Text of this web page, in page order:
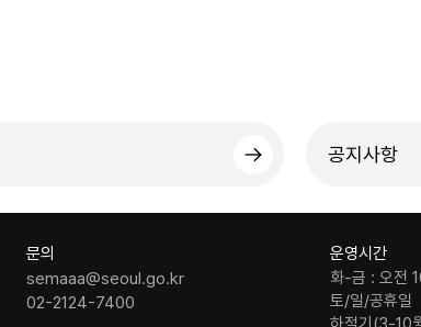
공지사항
문의
semaaa@seoul.go.kr
02-2124-7400
운영시간
화-금 : 오전
토/일/공휴일